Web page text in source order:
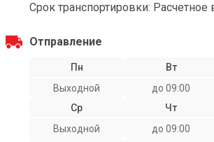
Срок транспортировки: Расчетное
Отправление
Пн
Выходной
Вт
до 09:00
Ср
Выходной
Чт
до 09:00